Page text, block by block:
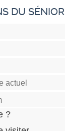
DU SÉNIOR
?